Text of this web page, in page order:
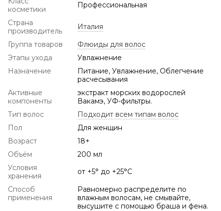
косметики
Профессиональная
Страна
производитель
Италия
Группа товаров
Флюиды для волос
Этапы ухода
Увлажнение
Назначение
Питание, Увлажнение, Облегчение
расчесывания
Активные
компоненты
экстракт морских водорослей
Вакамэ, УФ-фильтры.
Тип волос
Подходит всем типам волос
Пол
Для женщин
Возраст
18+
Объём
200 мл
Условия
хранения
от +5° до +25°С
Способ
применения
Равномерно распределите по
влажным волосам, не смывайте,
высушите с помощью браша и фена.